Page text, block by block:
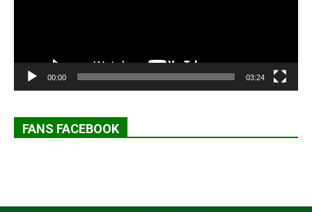
00:00 03:24
FANS FACEBOOK